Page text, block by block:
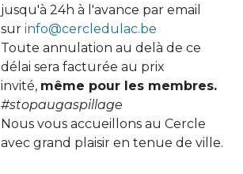
jusqu'à 24h à l'avance par email
sur info@cercledulac.be
Toute annulation au delà de ce
délai sera facturée au prix
invité, même pour les membres.
#stopaugaspillage
Nous vous accueillons au Cercle
avec grand plaisir en tenue de ville.